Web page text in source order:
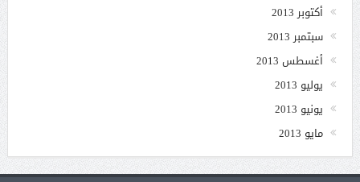
أكتوبر 2013
سبتمبر 2013
أغسطس 2013
يوليو 2013
يونيو 2013
مايو 2013